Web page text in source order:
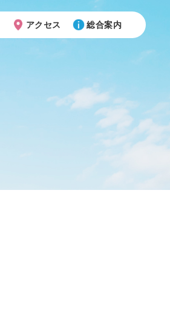
アクセス 総合案内